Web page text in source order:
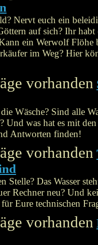
Nervt euch ein
auf sich? Ihr habt
ein Werwolf Flöhe
im Weg? Hier
Wäsche? Sind alle
was hat es mit
Antworten finden!
Stelle? Das Wasser
Rechner neu? Und
Eure technischen